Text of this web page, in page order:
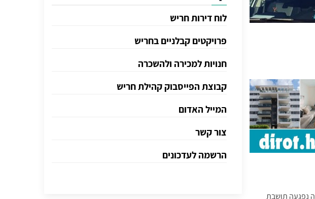
נפגעה תושבת
לוח דירות חריש
פרויקטים קבלניים בחריש
חנויות למכירה ולהשכרה
קבוצת הפייסבוק קהילת חריש
המייל האדום
צור קשר
הרשמה לעדכונים